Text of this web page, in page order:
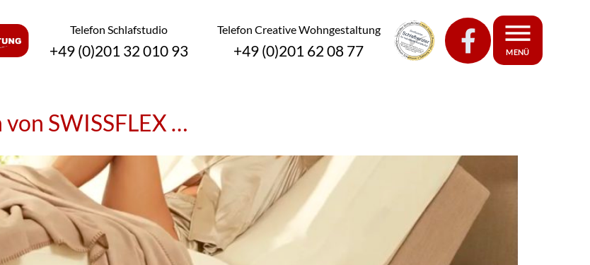
Telefon Schlafstudio
+49 (0)201 32 010 93
Telefon Creative Wohngestaltung
+49 (0)201 62 08 77 MENÜ
SWISSFLEX …